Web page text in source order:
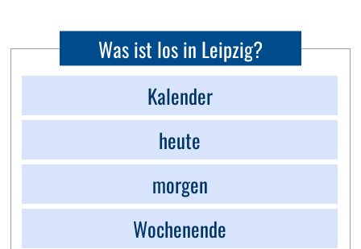
Was ist los in Leipzig?
Kalender
heute
morgen
Wochenende